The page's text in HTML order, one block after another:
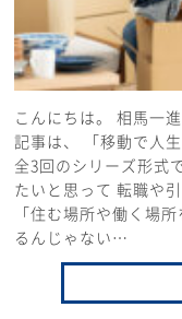
こんにちは。 相馬一
記事は、 「移動で人
全3回のシリーズ形式
たいと思って 転職や
「住む場所や働く場
るんじゃない…